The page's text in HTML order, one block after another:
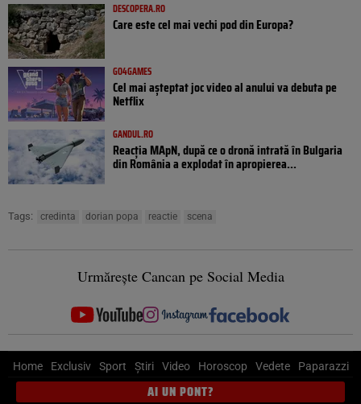
DESCOPERA.RO
Care este cel mai vechi pod din Europa?
GO4GAMES
Cel mai așteptat joc video al anului va debuta pe
Netflix
GANDUL.RO
Reacția MApN, după ce o dronă intrată în Bulgaria
din România a explodat în apropierea...
Tags: credinta dorian popa reactie scena
Urmărește Cancan pe Social Media
Home Exclusiv Sport Știri Video Horoscop Vedete Paparazzi
AI UN PONT?